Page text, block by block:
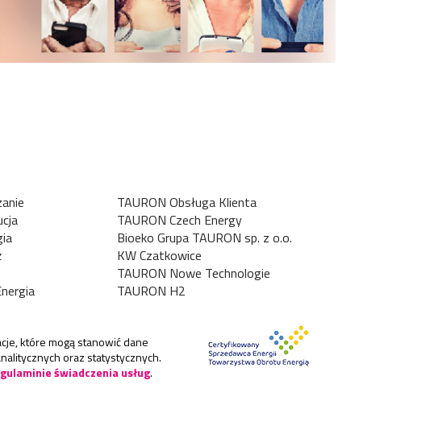
TAURON Obsługa Klienta
TAURON Czech Energy
Bioeko Grupa TAURON sp. z o.o.
KW Czatkowice
TAURON Nowe Technologie
TAURON H2
które mogą stanowić dane
oraz statystycznych.
świadczenia usług.